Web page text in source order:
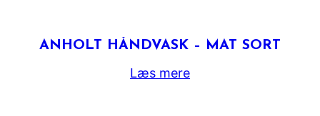
ANHOLT HÅNDVASK – MAT SORT
Læs mere